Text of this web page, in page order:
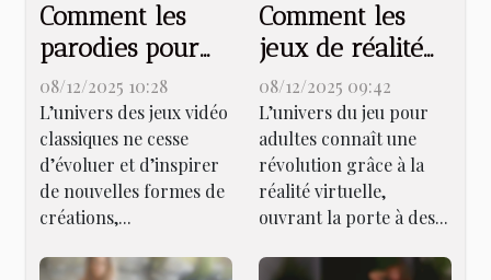
Comment les
parodies pour
adultes
transforment les
jeux vidéo
classiques ?
08/12/2025 10:28
L’univers des jeux vidéo
classiques ne cesse
d’évoluer et d’inspirer
de nouvelles formes de
créations,...
Comment les
jeux de réalité
virtuelle
transforment-ils
l'industrie du
jeu pour
adultes ?
08/12/2025 09:42
L’univers du jeu pour
adultes connaît une
révolution grâce à la
réalité virtuelle,
ouvrant la porte à des...